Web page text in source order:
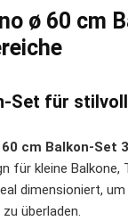
ø 60 cm
Set für
60 cm Balkon-Set
für kleine
dimensioniert,
überladen.